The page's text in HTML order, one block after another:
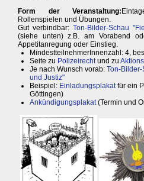
Form der Veranstaltung:
Rollenspielen und Übungen.
Gut verbindbar:Ton-Bilder-Schau
(siehe unten) z.B. am Vorabend
Appetitanregung oder Einstieg.
MindestteilnehmerInnenzahl: 4,
Seite zu Polizeirechtund zu
Je nach Wunsch vorab: Ton-
und Justiz"
Beispiel: Einladungsplakatfür ein
Göttingen)
Ankündigungsplakat(Termin und